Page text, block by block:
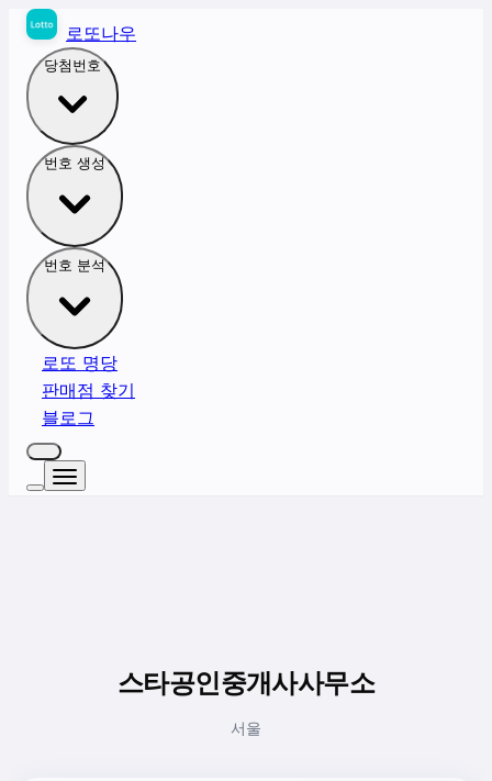
로또나우
당첨번호
번호 생성
번호 분석
로또 명당
판매점 찾기
블로그
스타공인중개사사무소
서울